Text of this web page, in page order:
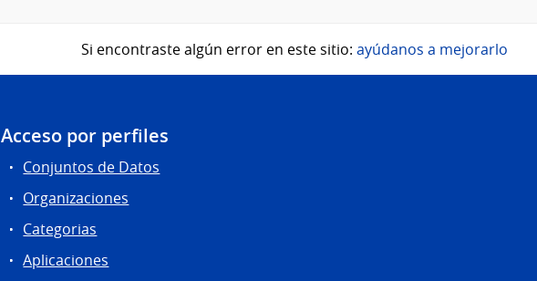
Si encontraste algún error en este sitio: ayúdanos a mejorarlo
Acceso por perfiles
Conjuntos de Datos
Organizaciones
Categorias
Aplicaciones